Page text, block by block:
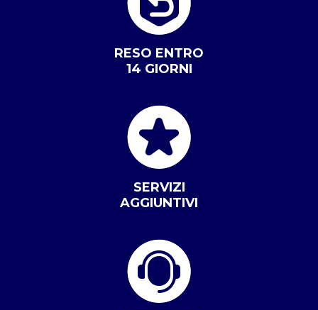
RESO ENTRO
14 GIORNI
SERVIZI
AGGIUNTIVI